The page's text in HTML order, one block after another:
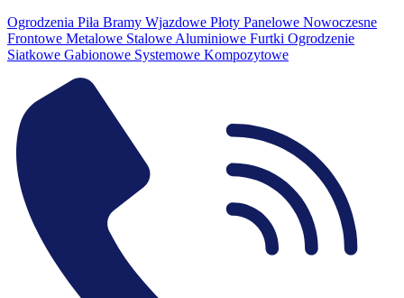
Ogrodzenia Piła Bramy Wjazdowe Płoty Panelowe Nowoczesne
Frontowe Metalowe Stalowe Aluminiowe Furtki Ogrodzenie
Siatkowe Gabionowe Systemowe Kompozytowe